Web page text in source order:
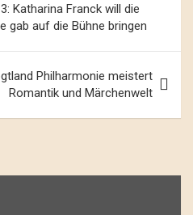
Katharina Franck will die
gab auf die Bühne bringen
Philharmonie meistert
Romantik und Märchenwelt